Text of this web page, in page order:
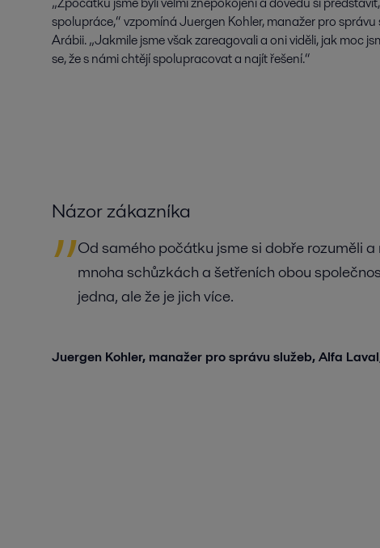
spolupráce,“ vzpomíná Juergen Kohler, manažer pro
Arábii. „Jakmile jsme však zareagovali a oni viděli, jak moc
se, že s námi chtějí spolupracovat a najít řešení.“
Názor zákazníka
Od samého počátku jsme si dobře rozuměli
mnoha schůzkách a šetřeních obou
jedna, ale že je jich více.
Juergen Kohler, manažer pro správu služeb, Alfa